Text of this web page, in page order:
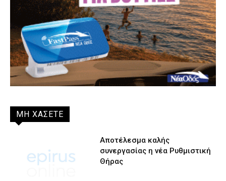
ΜΗ ΧΑΣΕΤΕ
Αποτέλεσμα καλής
συνεργασίας η νέα Ρυθμιστική
Θήρας